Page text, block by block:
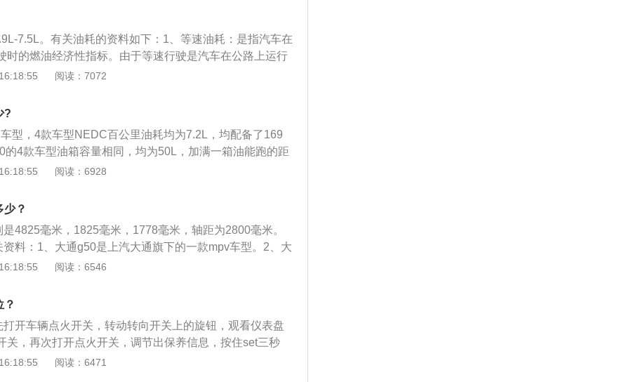
工况道路循环油耗。在车速和时间规范中，规定每个循环
并规定了每个循环中的换挡时刻、制动与停车时间，以及
动减速度的数值。
7.5L。有关油耗的资料如下：1、等速油耗：是指汽车在
时的燃油经济性指标。由于等速行驶是汽车在公路上运行
这种油耗容易测定，所以得到广泛采用。2、道路循环油
工况道路循环油耗。在车速和时间规范中，规定每个循环
并规定了每个循环中的换挡时刻、制动与停车时间，以及
动减速度的数值。
阅读：7072
?
型，4款车型NEDC百公里油耗均为7.2L，均配备了169
的4款车型油箱容量相同，均为50L，加满一箱油能跑的距
。汽车油耗的高低与五大因素直接相关，即驾驶习
暴，比如：急加油、常超车、遇红灯不提前松油门会使油
量大的车比排量小的车油耗大，因为排量大功率一般就
烧做功。汽车自重大的车油耗会高，因为自重大需要更大
：土路、泥泞路、松软路面、山路等，在这些路面行驶，
自然风：迎风行驶、大风天行驶，汽车阻力增大，油耗增
油耗增大。同时，气温低，发动机电脑会控制用更高转速
耗。
阅读：6928
少？
4825毫米，1825毫米，1778毫米，轴距为2800毫米。
资料：1、大通g50是上汽大通旗下的一款mpv车型。2、大
动机，一款是1.3升涡轮增压发动机，另一款是1.5升涡轮
速为5200转每分钟，最大扭矩转速为1800到4400转每分
多点电喷技术，与这款发动机匹配的是6速手动变速箱；1.
功率为124kw，最大扭矩为250牛米，这款发动机的最大
钟，最大扭矩转速为1700到4400转每分钟。这款发动机
与这款发动机匹配的是7速双离合变速箱。
阅读：6546
？
开车辆点火开关，转动转向开关上的旋钮，观看仪表盘
关，再次打开点火开关，调节出保养信息，按住set三秒
养就被复位，下面是大通g50详细介绍：1.上汽大通全新M
阅读：6471